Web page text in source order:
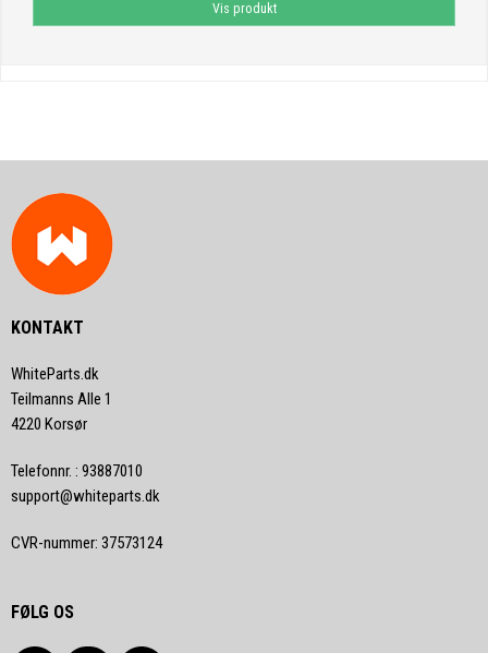
Vis produkt
KONTAKT
WhiteParts.dk
Teilmanns Alle 1
4220 Korsør
Telefonnr. : 93887010
support@whiteparts.dk
CVR-nummer: 37573124
FØLG OS